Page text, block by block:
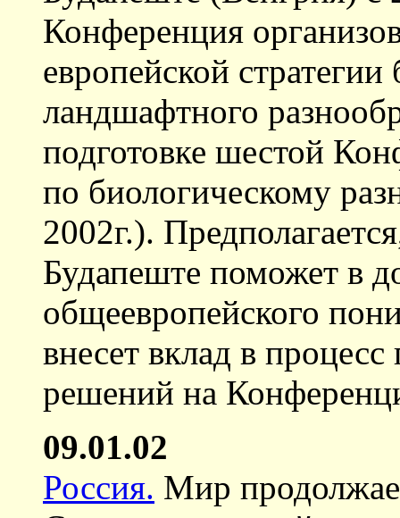
Конференция
европейской
ландшафтного
подготовке шестой
по биологическому
2002г.).
Будапеште поможет в
общеевропейского
внесет вклад в
решений на
09.01.02
Россия. Мир